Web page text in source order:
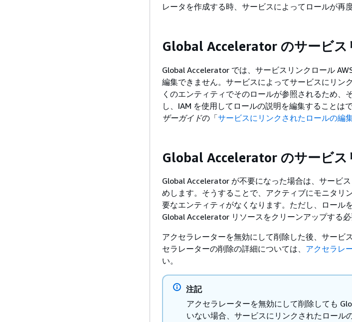
レータを作成する時、サービスによってロールが再
Global Accelerator のサービス
Global Accelerator では、サービスリンクロール
編集できません。サービスによってサービスにリン
くのエンティティでそのロールが参照されるため、
し、IAM を使用してロールの説明を編集することは
ザーガイドの「サービスにリンクされたロールの編
Global Accelerator のサービス
Global Accelerator が不要になった場合は、サービ
めします。そうすることで、アクティブにモニタリ
要なエンティティがなくなります。ただし、ロール
Global Accelerator リソースをクリーンアップする必
アクセラレーターを無効にして削除した後、サービ
セラレーターの削除の詳細については、 アクセラレ
い。
注記
アクセラレーターを無効にして削除しても
いない場合、サービスにリンクされたロール